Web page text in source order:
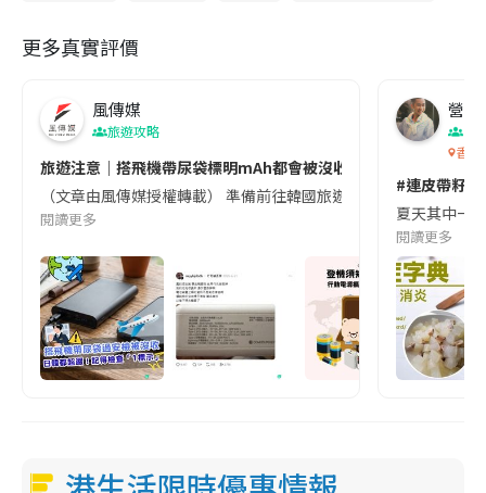
更多真實評價
風傳媒
旅遊攻略
旅遊注意｜搭飛機帶尿袋標明mAh都會被沒收😱出發前切記檢查
（文章由風傳媒授權轉載） 準備前往韓國旅遊的民眾，近期要
閱讀更多
營養
香港
#連皮帶籽
夏天其中一
閱讀更多